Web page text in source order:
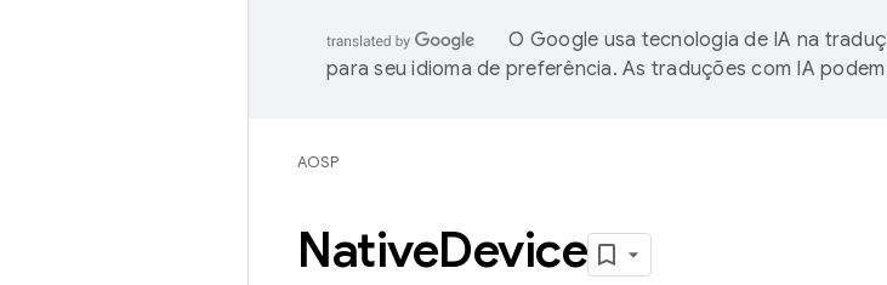
O Google usa tecnologia de IA na
para seu idioma de preferência. As traduções com IA
AOSP
NativeDevice